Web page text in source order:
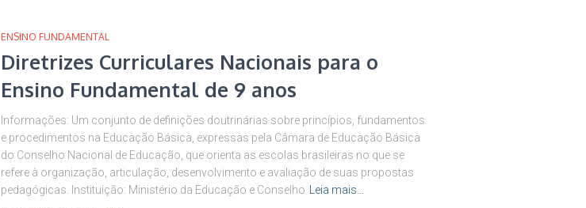
ENSINO FUNDAMENTAL
Diretrizes Curriculares Nacionais para o
Ensino Fundamental de 9 anos
Informações: Um conjunto de definições doutrinárias sobre princípios, fundamentos
e procedimentos na Educação Básica, expressas pela Câmara de Educação Básica
do Conselho Nacional de Educação, que orienta as escolas brasileiras no que se
refere à organização, articulação, desenvolvimento e avaliação de suas propostas
pedagógicas. Instituição: Ministério da Educação e Conselho
Leia mais…